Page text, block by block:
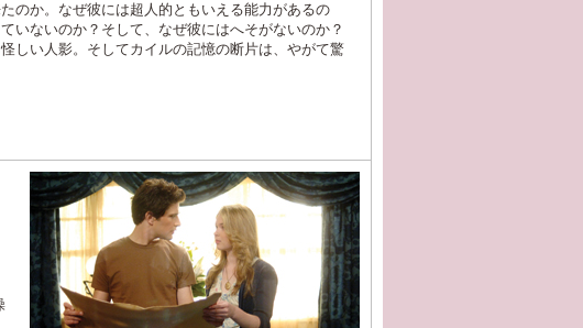
のか。なぜ彼には超人的ともいえる能力があるの
いないのか？そして、なぜ彼にはへそがないのか？
しい人影。そしてカイルの記憶の断片は、やがて驚